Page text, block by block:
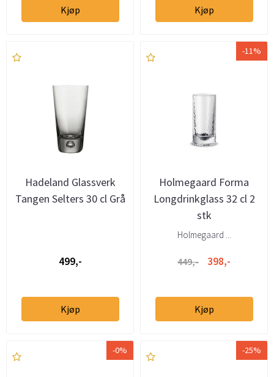
Kjøp Kjøp
Hadeland Glassverk
Tangen Selters 30 cl Grå
499,-
Kjøp
-11%
Holmegaard Forma
Longdrinkglass 32 cl 2
stk
Holmegaard ...
449,- 398,-
Kjøp
-0% -25%